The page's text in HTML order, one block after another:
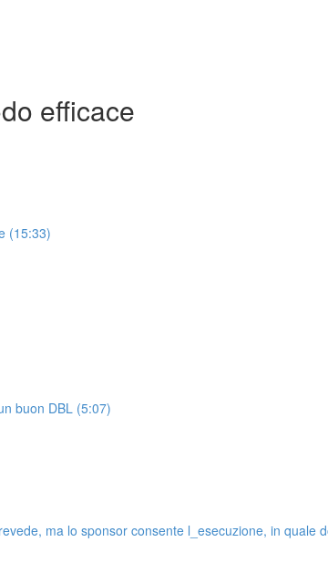
efficace
(15:33)
buon DBL (5:07)
ma lo sponsor consente l_esecuzione, in quale